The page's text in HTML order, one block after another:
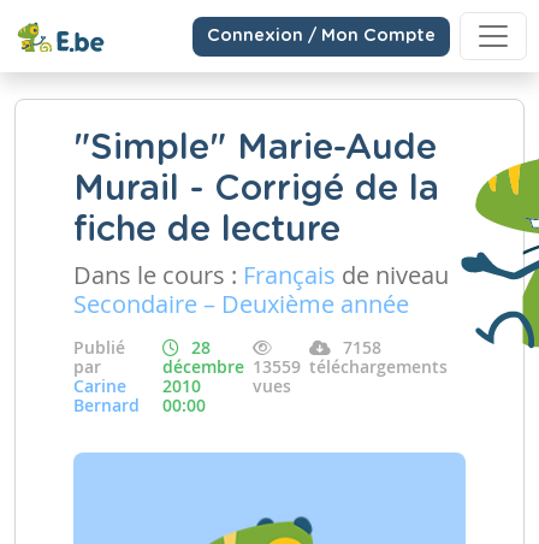
Connexion / Mon Compte
"Simple" Marie-Aude
Murail - Corrigé de la
fiche de lecture
Dans le cours : Français de niveau
Secondaire – Deuxième année
Publié
par
Carine
Bernard
28
décembre
2010
00:00
13559
vues
7158
téléchargements